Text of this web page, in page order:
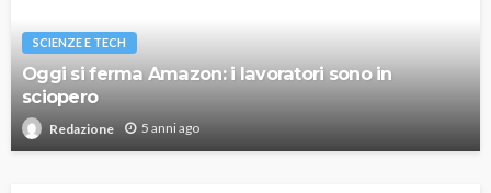
SCIENZE E TECH
Oggi si ferma Amazon: i lavoratori sono in
sciopero
Redazione 5 anni ago